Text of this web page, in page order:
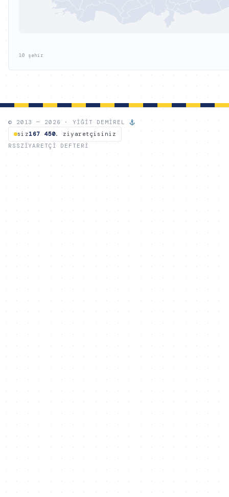
10 şehir
© 2013 — 2026 · YIĞIT DEMIREL
siz167 450. ziyaretçisiniz
RSS ZIYARETÇI DEFTERI